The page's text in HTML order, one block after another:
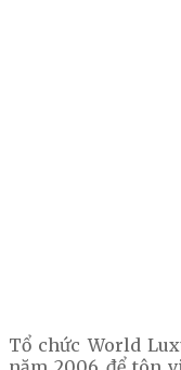
Tổ chức World